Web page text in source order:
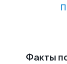
Факты